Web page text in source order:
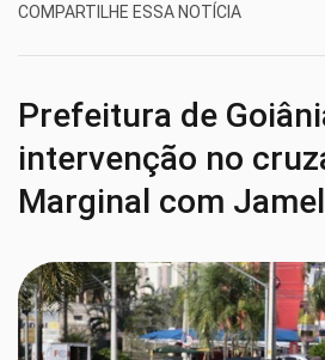
COMPARTILHE ESSA NOTÍCIA
Prefeitura de
intervenção no
Marginal com